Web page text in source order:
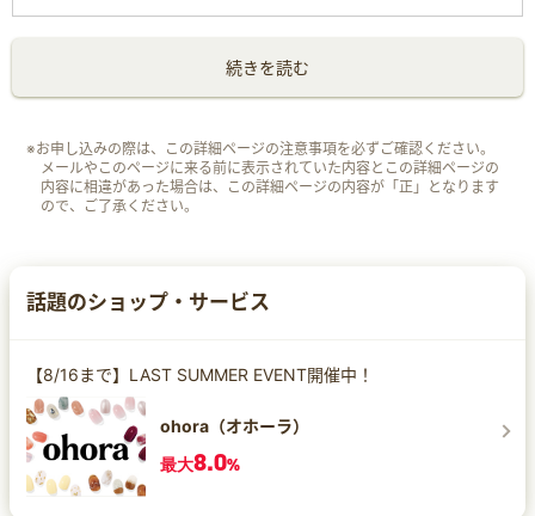
続きを読む
※お申し込みの際は、この詳細ページの注意事項を必ずご確認ください。
メールやこのページに来る前に表示されていた内容とこの詳細ページの
内容に相違があった場合は、この詳細ページの内容が「正」となります
ので、ご了承ください。
話題のショップ・サービス
【8/16まで】LAST SUMMER EVENT開催中！
ohora（オホーラ）
最大8.0%